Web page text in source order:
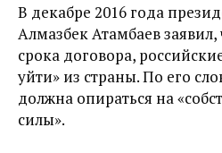
В декабре 2016 года
Алмазбек Атамбаев
срока договора,
уйти» из страны. По его
должна опираться на
силы».